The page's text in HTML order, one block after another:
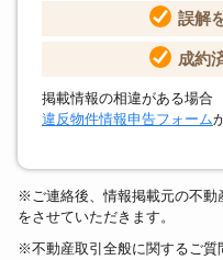
誤解
成約
掲載情報の相違がある場合
違反物件情報申告フォーム
※ご連絡後、情報掲載元の不動
をさせていただきます。
※不動産取引全般に関するご質